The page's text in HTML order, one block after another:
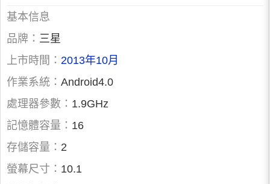
基本信息
品牌： 三星
上市時間： 2013年10月
作業系統： Android4.0
處理器參數： 1.9GHz
記憶體容量： 16
存儲容量： 2
螢幕尺寸： 10.1